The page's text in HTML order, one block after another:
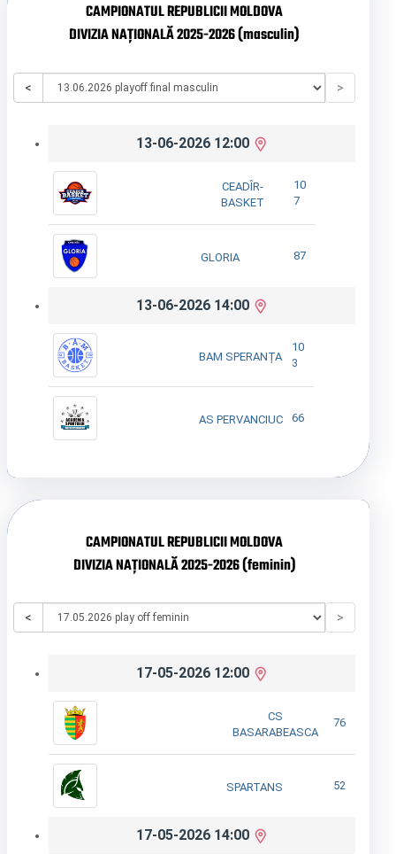
CAMPIONATUL REPUBLICII MOLDOVA
DIVIZIA NAȚIONALĂ 2025-2026 (masculin)
< >
13-06-2026 12:00
CEADÎR-
BASKET
10
7
GLORIA 87
13-06-2026 14:00
BAM SPERANȚA
10
3
AS PERVANCIUC 66
CAMPIONATUL REPUBLICII MOLDOVA
DIVIZIA NAȚIONALĂ 2025-2026 (feminin)
< >
17-05-2026 12:00
CS
BASARABEASCA
76
SPARTANS 52
17-05-2026 14:00